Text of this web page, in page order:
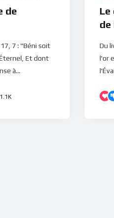
de
7 : "Béni soit
Et dont
à...
1.1K
Le
de
Du
l'or